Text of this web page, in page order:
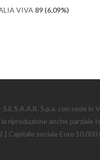
VIVA 89 (6,09%)
S.p.a. con sede in
riproduzione anche parziale
| Capitale sociale Euro